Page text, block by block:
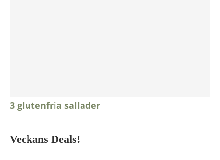
3 glutenfria sallader
Veckans Deals!